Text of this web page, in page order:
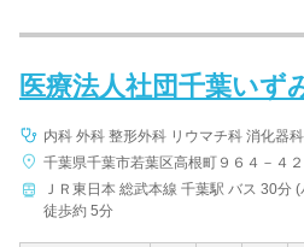
医療法人社団千葉いず
内科 外科 整形外科 リウマチ科 消化器科
千葉県千葉市若葉区高根町９６４－４２
ＪＲ東日本 総武本線 千葉駅 バス 30分
徒歩約 5分